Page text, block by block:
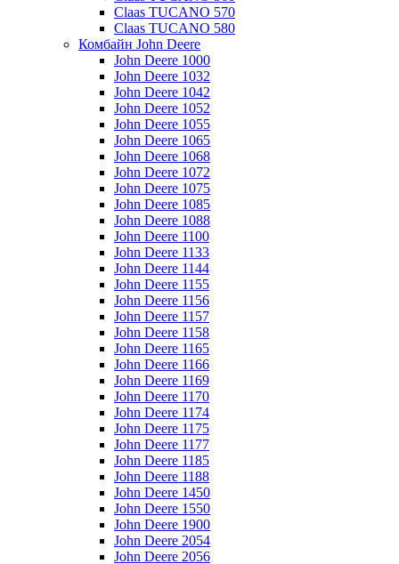
Claas TUCANO 570
Claas TUCANO 580
Комбайн John Deere
John Deere 1000
John Deere 1032
John Deere 1042
John Deere 1052
John Deere 1055
John Deere 1065
John Deere 1068
John Deere 1072
John Deere 1075
John Deere 1085
John Deere 1088
John Deere 1100
John Deere 1133
John Deere 1144
John Deere 1155
John Deere 1156
John Deere 1157
John Deere 1158
John Deere 1165
John Deere 1166
John Deere 1169
John Deere 1170
John Deere 1174
John Deere 1175
John Deere 1177
John Deere 1185
John Deere 1188
John Deere 1450
John Deere 1550
John Deere 1900
John Deere 2054
John Deere 2056